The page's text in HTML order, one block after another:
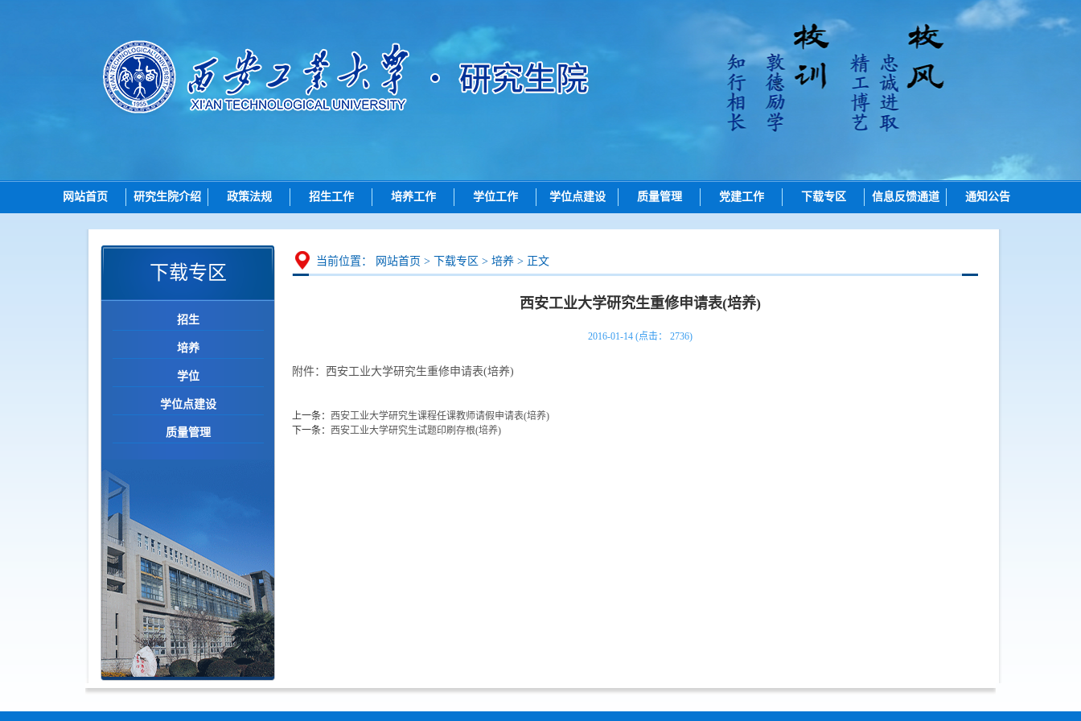
网站首页 研究生院介绍
研究生院简介
岗位职责
政策法规
总则
招生
学位点建设
质量管理
招生工作
招生动态
博士招生
硕士招生
培养工作
培养动态
研究生创新实践系列大赛
学位工作
学位申请
论文评审
学位授予
导师工作
学位点建设
学位点动态
政策文件
质量管理
质量评价
党建工作 下载专区
招生
学位
信息反馈通道 通知公告
下载专区
招生
培养
学位
学位点建设
质量管理
当前位置： 网站首页 > 下载专区 > 培养 > 正文
西安工业大学研究生重修申请表(培养)
2016-01-14 (点击： 2736)
附件：西安工业大学研究生重修申请表(培养)
上一条： 西安工业大学研究生课程任课教师请假申请表(培养)
下一条： 西安工业大学研究生试题印刷存根(培养)